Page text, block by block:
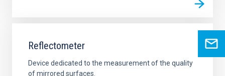
Reflectometer
Device dedicated to the measurement of the quality
of mirrored surfaces.